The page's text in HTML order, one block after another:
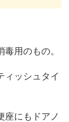
用のもの。
ィッシュタイ
座にもドアノ